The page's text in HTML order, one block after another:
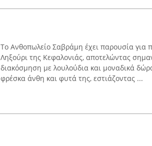
Το Ανθοπωλείο Σαβράμη έχει παρουσία για
Ληξούρι της Κεφαλονιάς, αποτελώντας
διακόσμηση με λουλούδια και μοναδικά
φρέσκα άνθη και φυτά της, εστιάζοντας ...